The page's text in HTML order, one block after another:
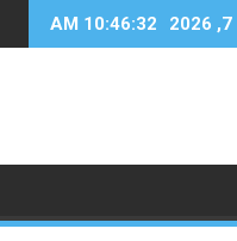
10:46:34 AM